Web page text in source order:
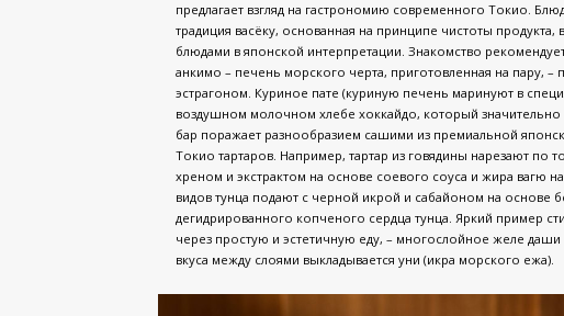
предлагает взгляд на гастрономию современного Токио.
традиция васёку, основанная на принципе чистоты продукта,
блюдами в японской интерпретации. Знакомство
анкимо – печень морского черта, приготовленная на пару,
эстрагоном. Куриное пате (куриную печень маринуют в
воздушном молочном хлебе хоккайдо, который
бар поражает разнообразием сашими из премиальной
Токио тартаров. Например, тартар из говядины нарезают по
хреном и экстрактом на основе соевого соуса и жира вагю
видов тунца подают с черной икрой и сабайоном на основе
дегидрированного копченого сердца тунца. Яркий пример
через простую и эстетичную еду, – многослойное желе
вкуса между слоями выкладывается уни (икра морского ежа).